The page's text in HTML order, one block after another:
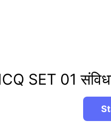
SET 01